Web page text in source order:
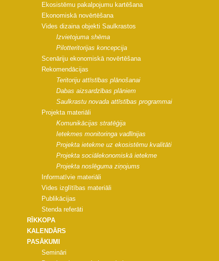
Ekosistēmu pakalpojumu kartēšana
Ekonomiskā novērtēšana
Vides dizaina objekti Saulkrastos
Izvietojuma shēma
Pilotteritorijas koncepcija
Scenāriju ekonomiskā novērtēšana
Rekomendācijas
Teritoriju attīstības plānošanai
Dabas aizsardzības plāniem
Saulkrastu novada attīstības programmai
Projekta materiāli
Komunikācijas stratēģija
Ietekmes monitoringa vadlīnijas
Projekta ietekme uz ekosistēmu kvalitāti
Projekta sociālekonomiskā ietekme
Projekta noslēguma ziņojums
Informatīvie materiāli
Vides izglītības materiāli
Publikācijas
Stenda referāti
RĪKKOPA
KALENDĀRS
PASĀKUMI
Semināri